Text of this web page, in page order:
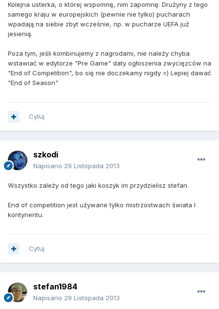
Kolejna usterka, o której wspomnę, nim zapomnę: Drużyny z tego
samego kraju w europejskich (pewnie nie tylko) pucharach
wpadają na siebie zbyt wcześnie, np. w pucharze UEFA już
jesienią.
Poza tym, jeśli kombinujemy z nagrodami, nie należy chyba
wstawiać w edytorze "Pre Game" daty ogłoszenia zwycięzców na
"End of Competition", bo się nie doczekamy nigdy =) Lepiej dawać
"End of Season"
Cytuj
szkodi
Napisano 29 Listopada 2013
Wszystko zależy od tego jaki koszyk im przydzielisz stefan.
End of competition jest używane tylko mistrzostwach świata I
kontynentu.
Cytuj
stefan1984
Napisano 29 Listopada 2013